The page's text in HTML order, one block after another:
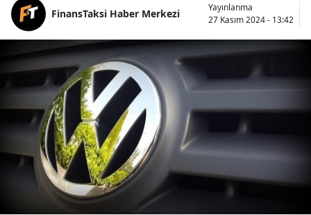
FinansTaksi Haber Merkezi
Yayınlanma
27 Kasım 2024 - 13:42